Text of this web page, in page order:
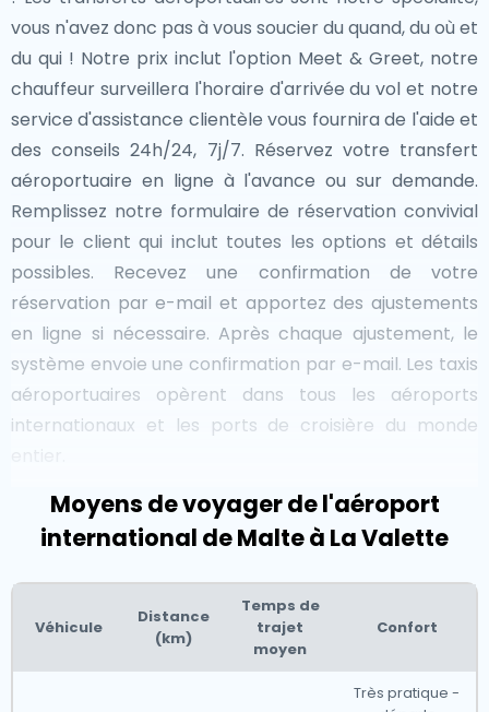
vous n'avez donc pas à vous soucier du quand, du où et
du qui ! Notre prix inclut l'option Meet & Greet, notre
chauffeur surveillera l'horaire d'arrivée du vol et notre
service d'assistance clientèle vous fournira de l'aide et
des conseils 24h/24, 7j/7. Réservez votre transfert
aéroportuaire en ligne à l'avance ou sur demande.
Remplissez notre formulaire de réservation convivial
pour le client qui inclut toutes les options et détails
possibles. Recevez une confirmation de votre
réservation par e-mail et apportez des ajustements
en ligne si nécessaire. Après chaque ajustement, le
système envoie une confirmation par e-mail. Les taxis
aéroportuaires opèrent dans tous les aéroports
internationaux et les ports de croisière du monde
Malte en un coup d'œil
Êtes-vous à la recherche d'un taxi aéroportuaire
fiable à
? Réputée pour sa riche histoire, sa côte
magnifique et sa culture vibrante, Malte propose des
services pratiques de taxi aéroportuaire pour vous
Moyens de voyager de l'aéroport
international de Malte à La Valette
Véhicule
Distance
(km)
Temps de
trajet
moyen
Confort
Très pratique -